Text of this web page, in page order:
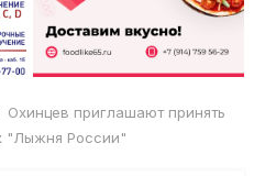
Охинцев приглашают принять
"Лыжня России"